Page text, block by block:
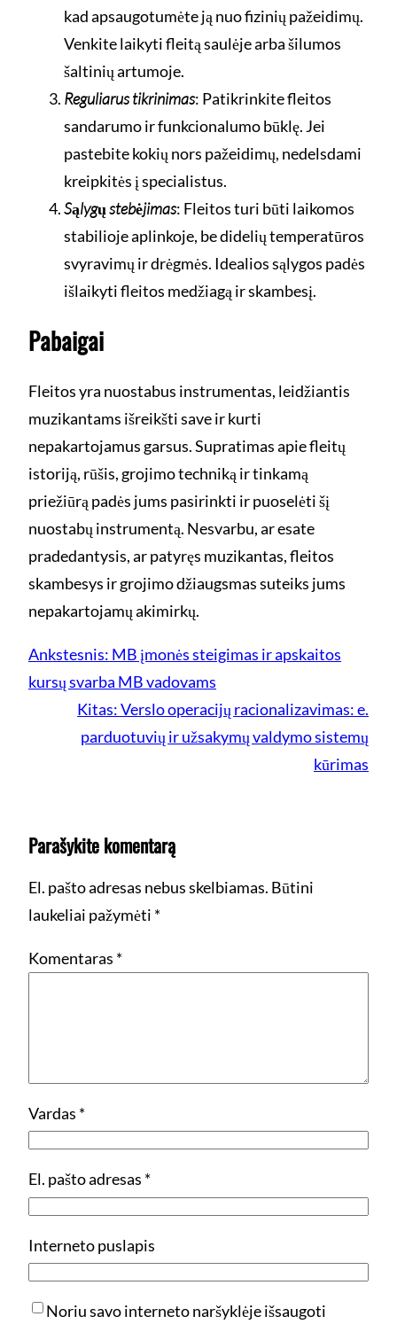
kad apsaugotumėte ją nuo fizinių pažeidimų.
Venkite laikyti fleitą saulėje arba šilumos
šaltinių artumoje.
Reguliarus tikrinimas: Patikrinkite fleitos
sandarumo ir funkcionalumo būklę. Jei
pastebite kokių nors pažeidimų, nedelsdami
kreipkitės į specialistus.
Sąlygų stebėjimas: Fleitos turi būti laikomos
stabilioje aplinkoje, be didelių temperatūros
svyravimų ir drėgmės. Idealios sąlygos padės
išlaikyti fleitos medžiagą ir skambesį.
Pabaigai
Fleitos yra nuostabus instrumentas, leidžiantis
muzikantams išreikšti save ir kurti
nepakartojamus garsus. Supratimas apie fleitų
istoriją, rūšis, grojimo techniką ir tinkamą
priežiūrą padės jums pasirinkti ir puoselėti šį
nuostabų instrumentą. Nesvarbu, ar esate
pradedantysis, ar patyręs muzikantas, fleitos
skambesys ir grojimo džiaugsmas suteiks jums
nepakartojamų akimirkų.
Ankstesnis: MB įmonės steigimas ir apskaitos
kursų svarba MB vadovams
Kitas:Verslo operacijų racionalizavimas: e.
parduotuvių ir užsakymų valdymo sistemų
kūrimas
Parašykite komentarą
El. pašto adresas nebus skelbiamas. Būtini
laukeliai pažymėti *
Komentaras *
Vardas *
El. pašto adresas *
Interneto puslapis
Noriu savo interneto naršyklėje išsaugoti